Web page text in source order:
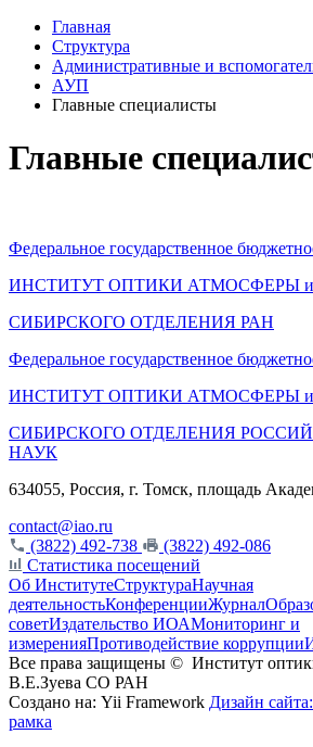
Главная
Структура
Административные и
АУП
Главные специалисты
Главные
Федеральное государственное
ИНСТИТУТ ОПТИКИ АТМОСФЕРЫ
СИБИРСКОГО ОТДЕЛЕНИЯ РАН
Федеральное государственное
ИНСТИТУТ ОПТИКИ АТМОСФЕРЫ
СИБИРСКОГО ОТДЕЛЕНИЯ
НАУК
634055, Россия, г. Томск, площадь
contact@iao.ru
(3822) 492-738
(3822) 492-086
Статистика посещений
Об ИнститутеСтруктураНаучная
деятельностьКонференцииЖурнал
советИздательство ИОАМониторинг и
измеренияПротиводействие коррупции
Все права защищены © Институт
В.Е.Зуева СО РАН
Создано на: Yii Framework Дизайн сайта:
рамка